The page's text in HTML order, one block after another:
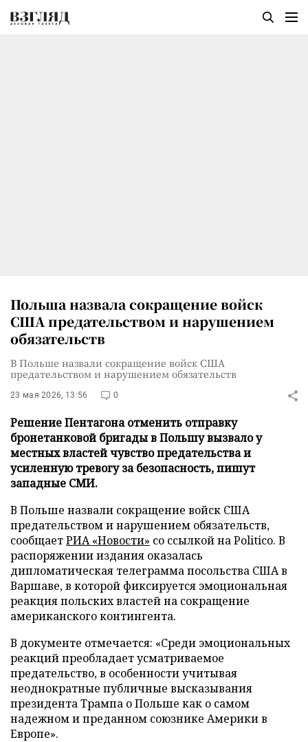
Польша назвала сокращение войск
США предательством и нарушением
обязательств
В Польше назвали сокращение войск США
предательством и нарушением обязательств
23 мая 2026, 13:56 0
Решение Пентагона отменить отправку
бронетанковой бригады в Польшу вызвало у
местных властей чувство предательства и
усиленную тревогу за безопасность, пишут
западные СМИ.
В Польше назвали сокращение войск США
предательством и нарушением обязательств,
сообщаетРИА «Новости» со ссылкой на Politico. В
распоряжении издания оказалась
дипломатическая телеграмма посольства США в
Варшаве, в которой фиксируется эмоциональная
реакция польских властей на сокращение
американского контингента.
В документе отмечается: «Среди эмоциональных
реакций преобладает усматриваемое
предательство, в особенности учитывая
неоднократные публичные высказывания
президента Трампа о Польше как о самом
надежном и преданном союзнике Америки в
Европе».